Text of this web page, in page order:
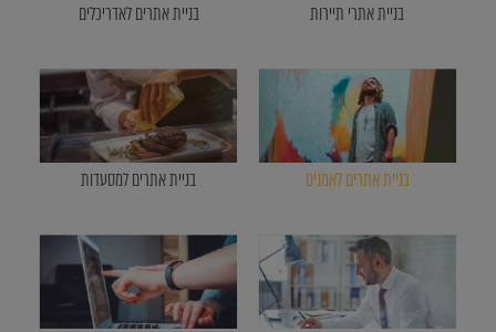
בניית אתרי תיירות בניית אתרים לאדריכלים
בניית אתרים לאמנים בניית אתרים למסעדות